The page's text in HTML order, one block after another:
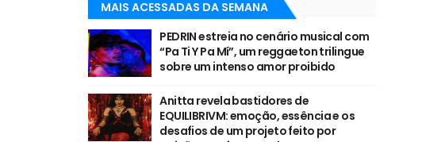
MAIS ACESSADAS DA SEMANA
PEDRIN estreia no cenário musical com
“Pa Ti Y Pa Mí”, um reggaeton trilingue
sobre um intenso amor proibido
Anitta revela bastidores de
EQUILIBRIVM: emoção, essência e os
desafios de um projeto feito por